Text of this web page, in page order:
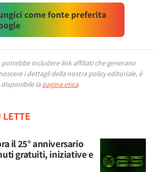
come fonte preferita
includere link affiliati che generano
i dettagli della nostra policy editoriale, è
disponibile la pagina etica.
il 25° anniversario
gratuiti, iniziative e